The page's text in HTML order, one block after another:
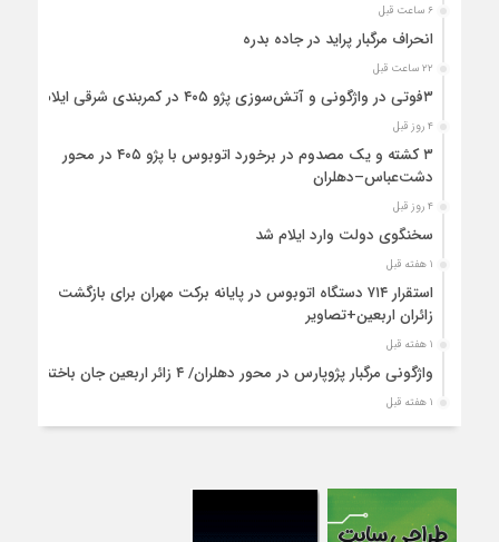
۶ ساعت قبل
انحراف مرگبار پراید در جاده بدره
۲۲ ساعت قبل
۳فوتی در واژگونی و آتش‌سوزی پژو ۴۰۵ در کمربندی شرقی ایلام
۴ روز قبل
۳ کشته و یک مصدوم در برخورد اتوبوس با پژو ۴۰۵ در محور
دشت‌عباس–دهلران
۴ روز قبل
سخنگوی دولت وارد ایلام شد
۱ هفته قبل
استقرار ۷۱۴ دستگاه اتوبوس در پایانه برکت مهران برای بازگشت
زائران اربعین+تصاویر
۱ هفته قبل
واژگونی مرگبار پژوپارس در محور دهلران/ ۴ زائر اربعین جان باختند
۱ هفته قبل
۴کشته و یک مصدوم در حادثه مرگبار واژگونی خودرو پژو پارس در
انتقال هوایی زائر اربعین از ایلام به تهران